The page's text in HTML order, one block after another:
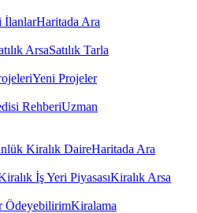
İlanlarHaritada Ara
ArsaSatılık Tarla
Yeni Projeler
RehberiUzman
Kiralık DaireHaritada Ara
İş Yeri PiyasasıKiralık Arsa
ÖdeyebilirimKiralama